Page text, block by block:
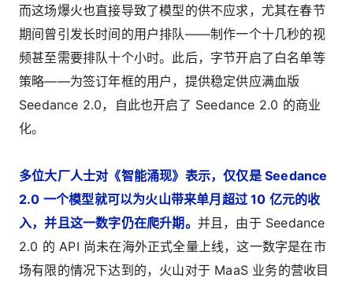
而这场爆火也直接导致了模型的供不应求，尤其在春节
期间曾引发长时间的用户排队——制作一个十几秒的视
频甚至需要排队十个小时。此后，字节开启了白名单等
策略——为签订年框的用户，提供稳定供应满血版
Seedance 2.0，自此也开启了 Seedance 2.0 的商业
化。
多位大厂人士对《智能涌现》表示，仅仅是 Seedance
2.0 一个模型就可以为火山带来单月超过 10 亿元的收
入，并且这一数字仍在爬升期。 并且，由于 Seedance
2.0 的 API 尚未在海外正式全量上线，这一数字是在市
场有限的情况下达到的，火山对于 MaaS 业务的营收目